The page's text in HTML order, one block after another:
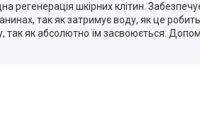
шкірних клітин.
так як затримує воду, як це
як абсолютно їм засвоюється.